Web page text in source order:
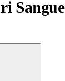
Sangue